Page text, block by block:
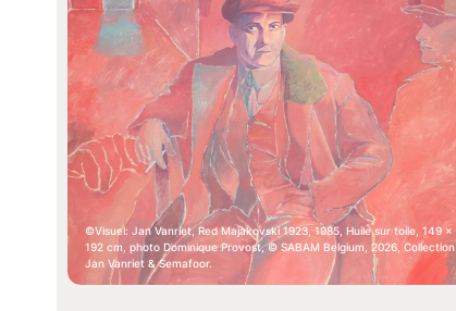
Visuel: Jan Vanriet, Red Majakovski 1923, 1985, Huile sur toile, 149 x
192 cm, photo Dominique Provost, © SABAM Belgium, 2026, Collection
Jan Vanriet & Semafoor.